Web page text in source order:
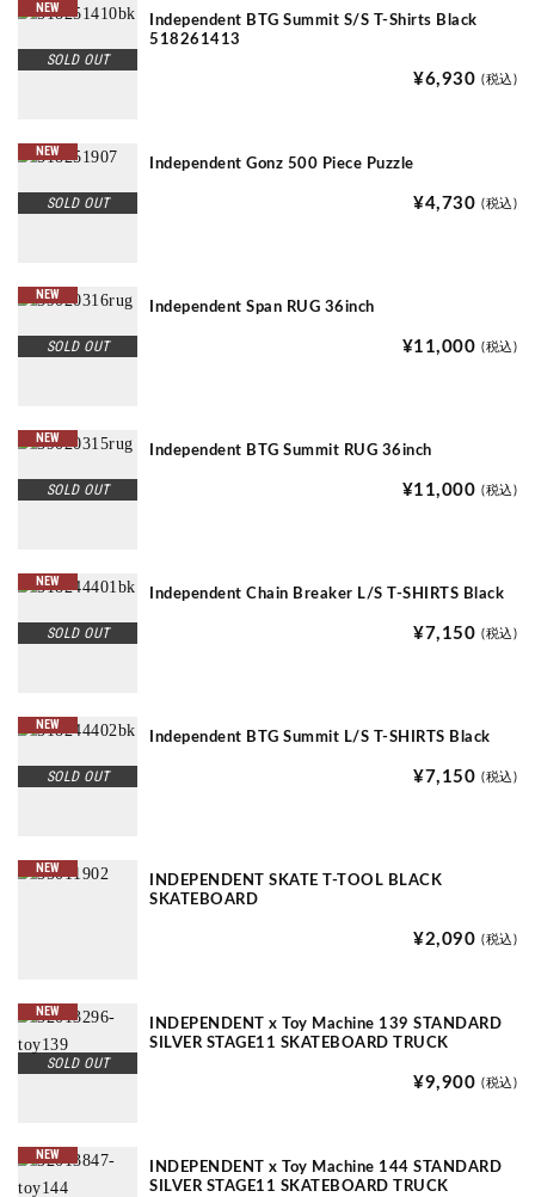
NEW
SOLD OUT
Independent BTG Summit S/S T-Shirts Black
518261413
¥6,930 (税込)
NEW
SOLD OUT
Independent Gonz 500 Piece Puzzle
¥4,730 (税込)
NEW
SOLD OUT
Independent Span RUG 36inch
¥11,000 (税込)
NEW
SOLD OUT
Independent BTG Summit RUG 36inch
¥11,000 (税込)
NEW
SOLD OUT
Independent Chain Breaker L/S T-SHIRTS Black
¥7,150 (税込)
NEW
SOLD OUT
Independent BTG Summit L/S T-SHIRTS Black
¥7,150 (税込)
NEW
INDEPENDENT SKATE T-TOOL BLACK
SKATEBOARD
¥2,090 (税込)
NEW
SOLD OUT
INDEPENDENT x Toy Machine 139 STANDARD
SILVER STAGE11 SKATEBOARD TRUCK
¥9,900 (税込)
NEW
INDEPENDENT x Toy Machine 144 STANDARD
SILVER STAGE11 SKATEBOARD TRUCK